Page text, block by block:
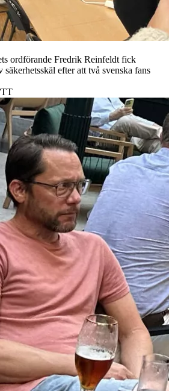
ordförande Fredrik Reinfeldt fick
säkerhetsskäl efter att två svenska fans